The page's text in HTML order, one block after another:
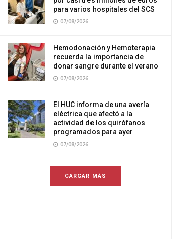
para varios hospitales del SCS
07/08/2026
Hemodonación y Hemoterapia
recuerda la importancia de
donar sangre durante el verano
07/08/2026
El HUC informa de una avería
eléctrica que afectó a la
actividad de los quirófanos
programados para ayer
07/08/2026
CARGAR MÁS